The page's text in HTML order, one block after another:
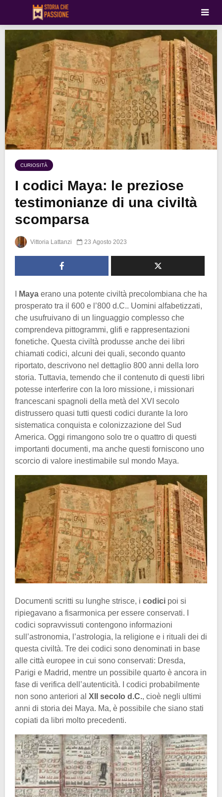
CURIOSITÀ
I codici Maya: le preziose
testimonianze di una civiltà
scomparsa
Vittoria Lattanzi 23 Agosto 2023
Maya erano una potente civiltà precolombiana che ha
prosperato tra il 600 e l’800 d.C.. Uomini alfabetizzati,
che usufruivano di un linguaggio complesso che
comprendeva pittogrammi, glifi e rappresentazioni
fonetiche. Questa civiltà produsse anche dei libri
chiamati codici, alcuni dei quali, secondo quanto
riportato, descrivono nel dettaglio 800 anni della loro
storia. Tuttavia, temendo che il contenuto di questi libri
potesse interferire con la loro missione, i missionari
francescani spagnoli della metà del XVI secolo
distrussero quasi tutti questi codici durante la loro
sistematica conquista e colonizzazione del Sud
America. Oggi rimangono solo tre o quattro di questi
importanti documenti, ma anche questi forniscono uno
scorcio di valore inestimabile sul mondo Maya.
Documenti scritti su lunghe strisce, i codici poi si
ripiegavano a fisarmonica per essere conservati. I
codici sopravvissuti contengono informazioni
sull’astronomia, l’astrologia, la religione e i rituali dei di
questa civiltà. Tre dei codici sono denominati in base
alle città europee in cui sono conservati: Dresda,
Parigi e Madrid, mentre un possibile quarto è ancora in
fase di verifica dell’autenticità. I codici probabilmente
non sono anteriori al XII secolo d.C., cioè negli ultimi
anni di storia dei Maya. Ma, è possibile che siano stati
copiati da libri molto precedenti.